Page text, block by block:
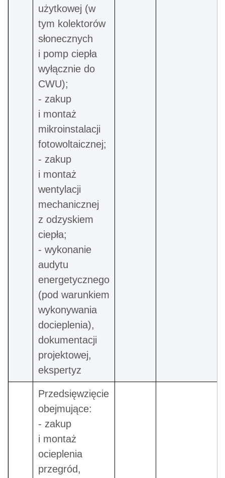
użytkowej (w
tym kolektorów
słonecznych
i pomp ciepła
wyłącznie do
CWU);
- zakup
i montaż
mikroinstalacji
fotowoltaicznej;
- zakup
i montaż
wentylacji
mechanicznej
z odzyskiem
ciepła;
- wykonanie
audytu
energetycznego
(pod warunkiem
wykonywania
docieplenia),
dokumentacji
projektowej,
ekspertyz
Przedsięwzięcie
obejmujące:
- zakup
i montaż
ocieplenia
przegród,